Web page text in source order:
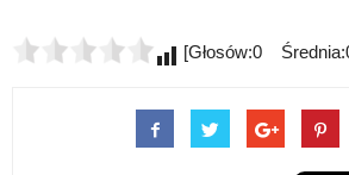
[Głosów:0